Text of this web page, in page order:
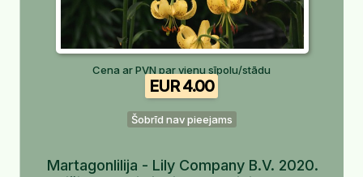
Cena ar PVN par vienu sīpolu/stādu
EUR 4.00
Šobrīd nav pieejams
Martagonlilija - Lily Company B.V. 2020.